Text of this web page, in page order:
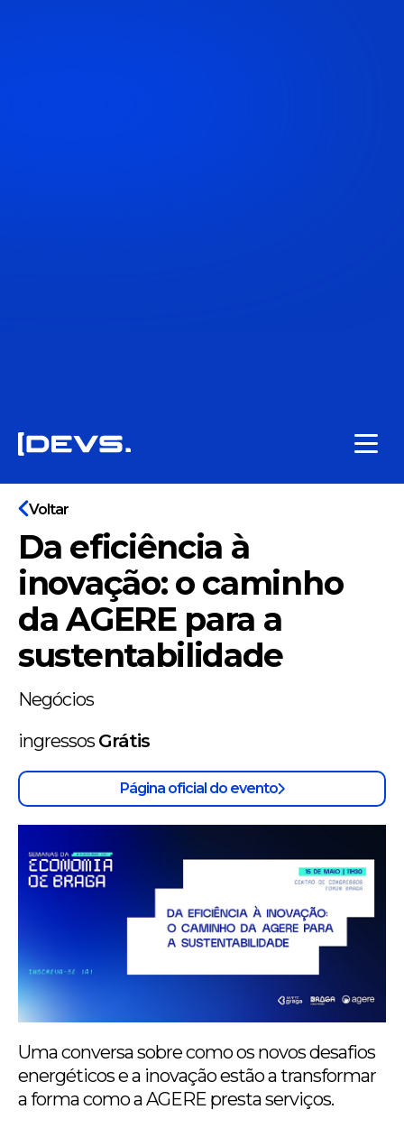
Voltar
Da eficiência à
inovação: o caminho
da AGERE para a
sustentabilidade
Negócios
ingressos Grátis
Página oficial do evento
Uma conversa sobre como os novos desafios
energéticos e a inovação estão a transformar
a forma como a AGERE presta serviços.